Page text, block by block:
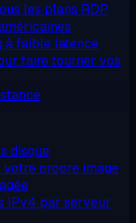
les plans RDP
à faible latence
faire tourner vos
disque
votre propre image
IPv4 par serveur